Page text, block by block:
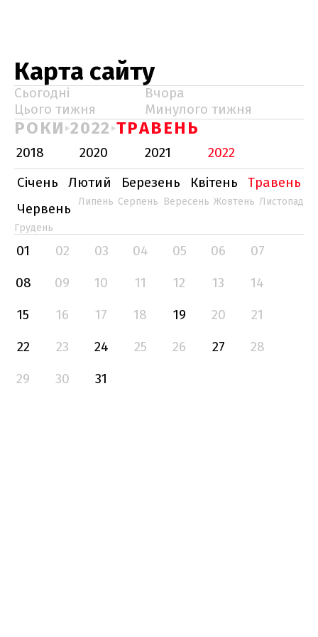
Карта сайту
Сьогодні
Вчора
Цього тижня
Минулого тижня
РОКИ 2022 ТРАВЕНЬ
2018 2020 2021
2022
Січень
Лютий Березень Квітень
Травень
Червень
Липень Серпень Вересень Жовтень Листопад
Грудень
01 02 03 04 05 06
07
08
09 10 11 12 13
14
15
16 17 18 19 20
21
22
23 24 25 26 27
28
29
30 31